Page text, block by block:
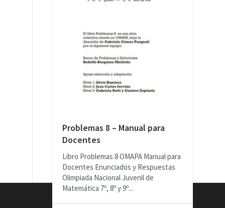
Problemas 8 – Manual para
Docentes
Libro Problemas 8 OMAPA Manual para
Docentes Enunciados y Respuestas
Olimpiada Nacional Juvenil de
Matemática 7º, 8º y 9º...